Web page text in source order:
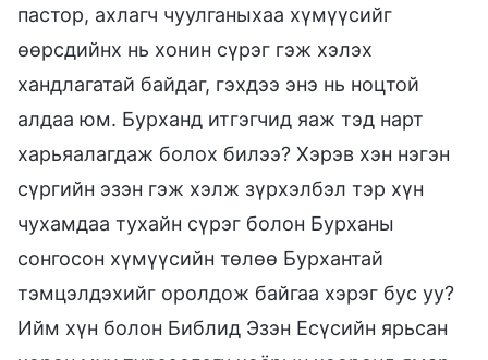
пастор, ахлагч чуулганыхаа хүмүүсийг
өөрсдийнх нь хонин сүрэг гэж хэлэх
хандлагатай байдаг, гэхдээ энэ нь ноцтой
алдаа юм. Бурханд итгэгчид яаж тэд нарт
харьяалагдаж болох билээ? Хэрэв хэн нэгэн
сүргийн эзэн гэж хэлж зүрхэлбэл тэр хүн
чухамдаа тухайн сүрэг болон Бурханы
сонгосон хүмүүсийн төлөө Бурхантай
тэмцэлдэхийг оролдож байгаа хэрэг бус уу?
Ийм хүн болон Библид Эзэн Есүсийн ярьсан